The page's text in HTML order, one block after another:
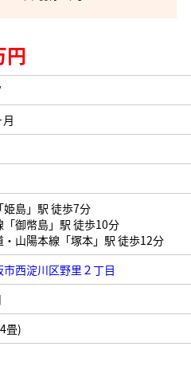
円
姫島」駅 徒歩7分
「御幣島」駅 徒歩10分
・山陽本線「塚本」駅 徒歩12分
市西淀川区野里２丁目
畳)